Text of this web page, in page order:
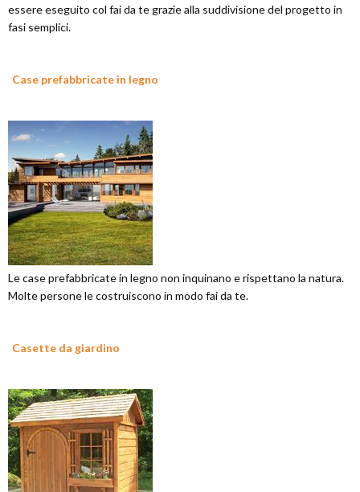
essere eseguito col fai da te grazie alla suddivisione del progetto in
fasi semplici.
Case prefabbricate in legno
Le case prefabbricate in legno non inquinano e rispettano la natura.
Molte persone le costruiscono in modo fai da te.
Casette da giardino